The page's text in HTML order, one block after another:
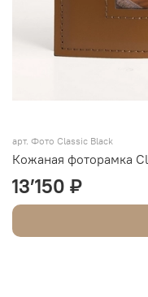
арт. Фото Classic Black
Кожаная фоторамка
13’150 ₽